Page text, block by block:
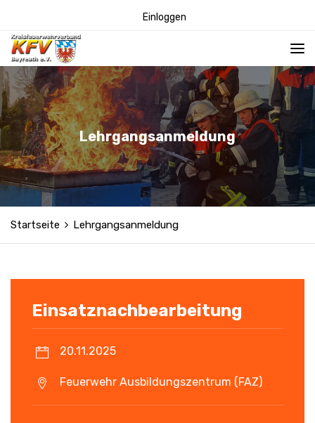
Einloggen
Lehrgangsanmeldung
Startseite Lehrgangsanmeldung
Einsatznachbearbeitung
20.11.2025
Feuerwehr Ausbildungszentrum (FAZ)